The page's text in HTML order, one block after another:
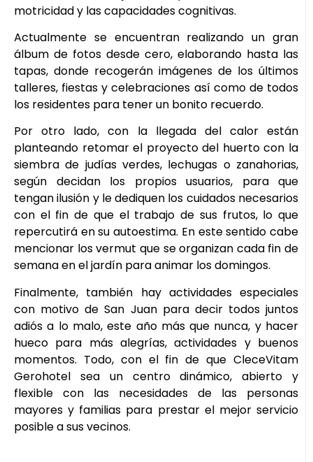
motricidad y las capacidades cognitivas.
Actualmente se encuentran realizando un gran
álbum de fotos desde cero, elaborando hasta las
tapas, donde recogerán imágenes de los últimos
talleres, fiestas y celebraciones así como de todos
los residentes para tener un bonito recuerdo.
Por otro lado, con la llegada del calor están
planteando retomar el proyecto del huerto con la
siembra de judías verdes, lechugas o zanahorias,
según decidan los propios usuarios, para que
tengan ilusión y le dediquen los cuidados necesarios
con el fin de que el trabajo de sus frutos, lo que
repercutirá en su autoestima. En este sentido cabe
mencionar los vermut que se organizan cada fin de
semana en el jardín para animar los domingos.
Finalmente, también hay actividades especiales
con motivo de San Juan para decir todos juntos
adiós a lo malo, este año más que nunca, y hacer
hueco para más alegrías, actividades y buenos
momentos. Todo, con el fin de que CleceVitam
Gerohotel sea un centro dinámico, abierto y
flexible con las necesidades de las personas
mayores y familias para prestar el mejor servicio
posible a sus vecinos.